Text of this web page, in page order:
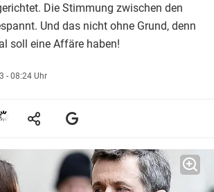
Die Stimmung zwischen den
Und das nicht ohne Grund, denn
soll eine Affäre haben!
- 08:24 Uhr